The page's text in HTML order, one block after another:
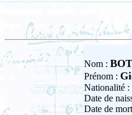
Nom :
Prénom :
Nationalité :
Date de
Date de